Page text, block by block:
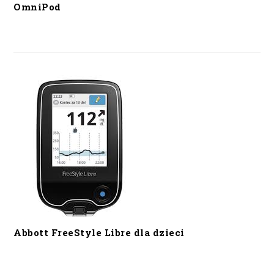
OmniPod
Abbott FreeStyle Libre dla dzieci